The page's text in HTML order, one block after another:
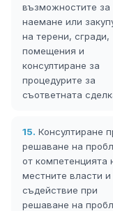
възможностите за
наемане или
на терени, сгради,
помещения и
консултиране за
процедурите за
съответната
15. Консултиране
решаване на
от компетенцията
местните власти и
съдействие при
решаване на